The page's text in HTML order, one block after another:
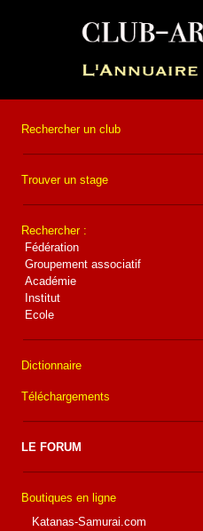
Rechercher un club
Trouver un stage
Rechercher :
Fédération
Groupement associatif
Académie
Institut
Ecole
Dictionnaire
Téléchargements
LE FORUM
Boutiques en ligne
Katanas-Samurai.com